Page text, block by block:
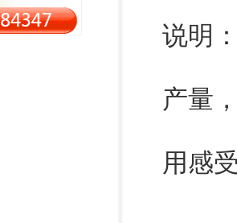
说明
产量
用感